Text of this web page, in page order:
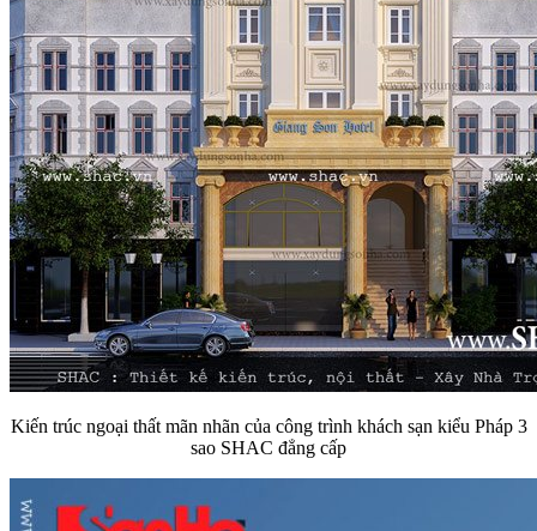
Kiến trúc ngoại thất mãn nhãn của công trình khách sạn kiểu Pháp 3
sao SHAC đẳng cấp